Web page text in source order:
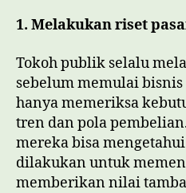
1. Melakukan riset
Tokoh publik selalu
sebelum memulai
hanya memeriksa
tren dan pola
mereka bisa
dilakukan untuk
memberikan nilai